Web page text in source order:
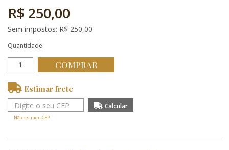
R$ 250,00
Sem impostos: R$ 250,00
Quantidade
COMPRAR
Estimar frete
Não sei meu CEP